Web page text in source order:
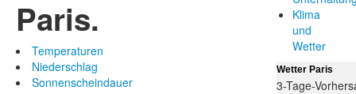
Paris.
Temperaturen
Niederschlag
Sonnenscheindauer
Klima
und
Wetter
Wetter Paris
3-Tage-